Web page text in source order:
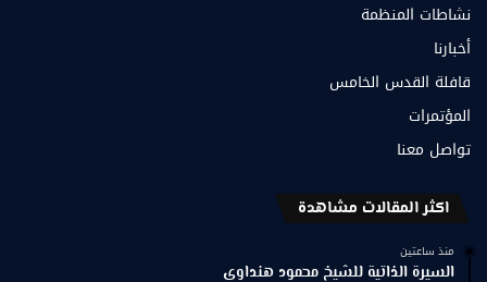
نشاطات المنظمة
أخبارنا
قافلة القدس الخامس
المؤتمرات
تواصل معنا
اكثر المقالات مشاهدة
منذ ساعتين
السيرة الذاتية للشيخ محمود هنداوي